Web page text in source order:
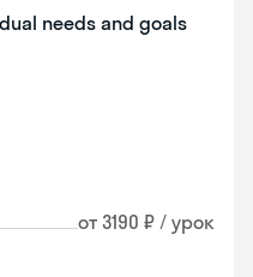
needs and goals
от 3190 ₽ / урок